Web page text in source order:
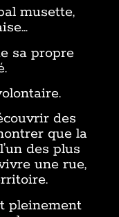
musette,
sa propre
des
que la
des plus
une rue,
pleinement